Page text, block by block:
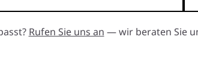
Rufen Sie uns an — wir beraten Sie